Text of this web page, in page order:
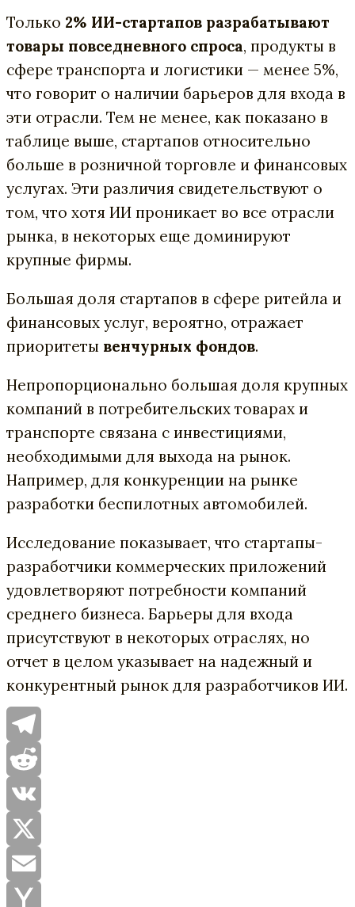
Только 2% ИИ-стартапов разрабатывают
товары повседневного спроса, продукты в
сфере транспорта и логистики — менее 5%,
что говорит о наличии барьеров для входа в
эти отрасли. Тем не менее, как показано в
таблице выше, стартапов относительно
больше в розничной торговле и финансовых
услугах. Эти различия свидетельствуют о
том, что хотя ИИ проникает во все отрасли
рынка, в некоторых еще доминируют
крупные фирмы.
Большая доля стартапов в сфере ритейла и
финансовых услуг, вероятно, отражает
приоритеты венчурных фондов.
Непропорционально большая доля крупных
компаний в потребительских товарах и
транспорте связана с инвестициями,
необходимыми для выхода на рынок.
Например, для конкуренции на рынке
разработки беспилотных автомобилей.
Исследование показывает, что стартапы-
разработчики коммерческих приложений
удовлетворяют потребности компаний
среднего бизнеса. Барьеры для входа
присутствуют в некоторых отраслях, но
отчет в целом указывает на надежный и
конкурентный рынок для разработчиков ИИ.
Telegram
Reddit
VK
X
Email